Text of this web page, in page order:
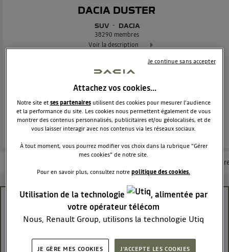
DACIA DUSTER
SUV DACIA
38290 membres
Voir la description
Dacia Duster - L'authentique SUV
POSEZ UNE QUESTION
REJOINDRE
Consultez la
robertox
Attachez vos cookies…
Notre site etses partenairesutilisent des cookies pour mesurer l'audience
et la performance du site. Les cookies nous permettent également de vous
montrer des contenus personnalisés, publicitaires et/ou géolocalisés, et de
vous laisser interagir avec nos contenus via les réseaux sociaux.
À tout moment, vous pourrez modifier vos choix dans la rubrique "Gérer
mes cookies" de notre site.
Pour en savoir plus, consultez notrepolitique des cookies.
Utilisation de la technologie
, alimentée par
votre opérateur télécom
Nous, Renault Group, utilisons la technologie Utiq
cette notice de consentement) et liées à votre
JE GÈRE MES COOKIES J'ACCEPTE LES COOKIES
Je continue sans accepter